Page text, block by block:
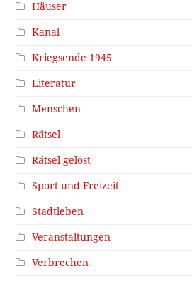
Häuser
Kanal
Kriegsende 1945
Literatur
Menschen
Rätsel
Rätsel gelöst
Sport und Freizeit
Stadtleben
Veranstaltungen
Verbrechen